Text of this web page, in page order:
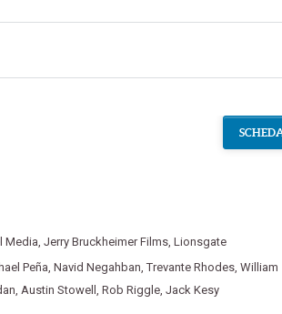
Media Jerry Bruckheimer Films, Lionsgate
Peña Navid Negahban ,Trevante Rhodes, William
Austin Stowell Rob Riggle, Jack Kesy